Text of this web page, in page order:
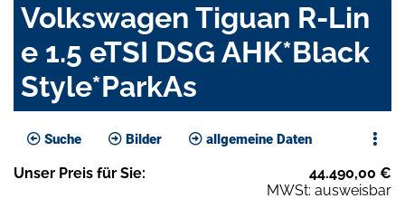
Volkswagen Tiguan R-Lin
e 1.5 eTSI DSG AHK*Black
Style*ParkAs
Suche Bilder allgemeine Daten
Unser Preis für Sie: 44.490,00 €
MWSt: ausweisbar